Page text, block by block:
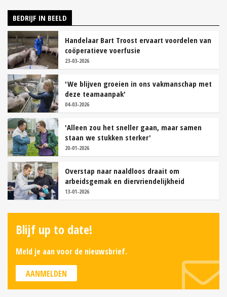
BEDRIJF IN BEELD
Handelaar Bart Troost ervaart voordelen van
coöperatieve voerfusie
23-03-2026
'We blijven groeien in ons vakmanschap met
deze teamaanpak'
04-03-2026
'Alleen zou het sneller gaan, maar samen
staan we stukken sterker'
20-01-2026
Overstap naar naaldloos draait om
arbeidsgemak en diervriendelijkheid
13-01-2026
Blijf up to date!
Meld je aan voor de nieuwsbrief.
AANMELDEN